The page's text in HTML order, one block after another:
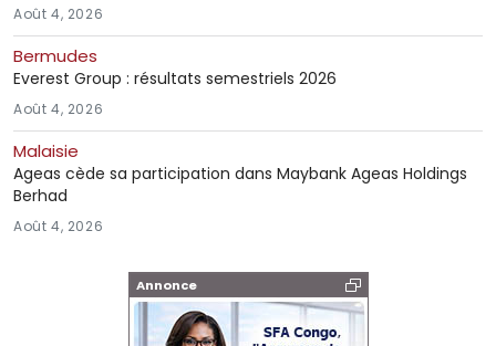
Annonce
Août 4, 2026
Bermudes
Everest Group : résultats semestriels 2026
Août 4, 2026
Malaisie
Ageas cède sa participation dans Maybank Ageas Holdings
Berhad
Août 4, 2026